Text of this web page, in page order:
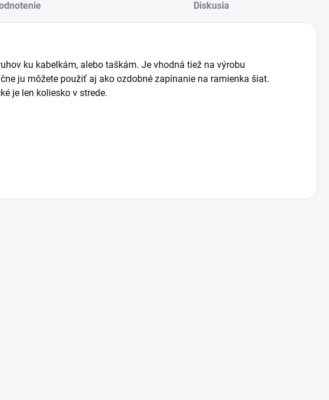
Diskusia
ku kabelkám, alebo taškám. Je vhodná tiež na výrobu
ju môžete použiť aj ako ozdobné zapínanie na ramienka šiat.
je len koliesko v strede.